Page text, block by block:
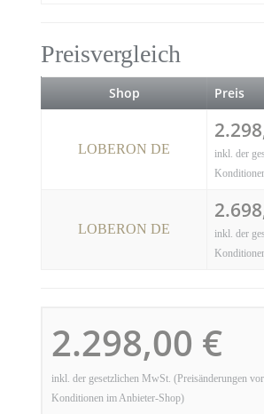
Preisvergleich
Shop Preis
LOBERON DE
inkl. der
LOBERON DE
inkl. der
2.298,00 €
inkl. der gesetzlichen MwSt. (Preisänderungen
Konditionen im Anbieter-Shop)